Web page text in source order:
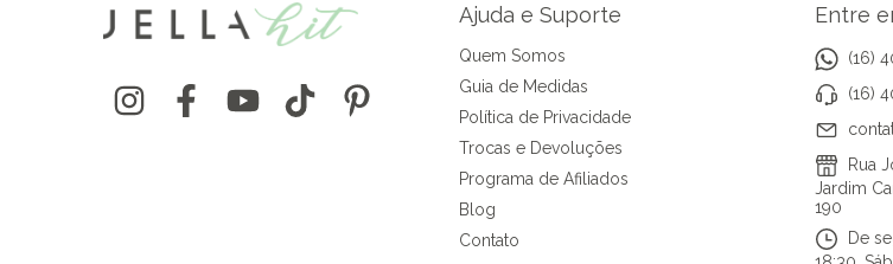
Ajuda e Suporte
Quem Somos
Guia de Medidas
Política de Privacidade
Trocas e Devoluções
Programa de Afiliados
Blog
Contato
Entre
(16)
(16)
Rua
Jardim
190
De